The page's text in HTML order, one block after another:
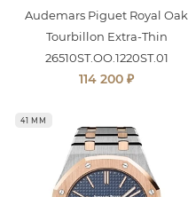
Audemars Piguet Royal Oak
Tourbillon Extra-Thin
26510ST.OO.1220ST.01
114 200 ₽
41 ММ